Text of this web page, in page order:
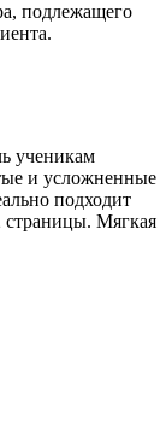
подлежащего
ученикам
и усложненные
подходит
страницы. Мягкая